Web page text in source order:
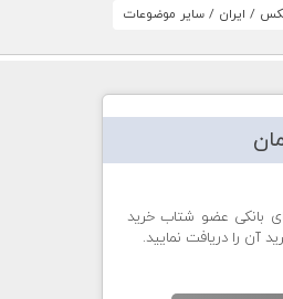
/ ایران / سایر موضوعات
بانکی عضو شتاب خرید
آن را دریافت نمایید.